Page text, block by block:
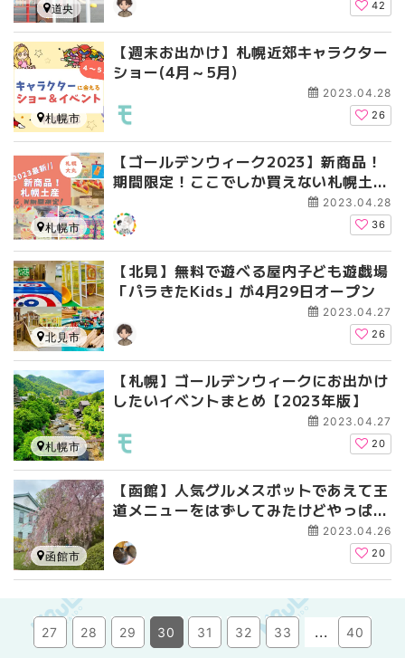
42
道央
【週末お出かけ】札幌近郊キャラクター
ショー(4月～5月)
2023.04.28
26
札幌市
【ゴールデンウィーク2023】新商品！
期間限定！ここでしか買えない札幌土
2023.04.28
36
札幌市
【北見】無料で遊べる屋内子ども遊戯場
「パラきたKids」が4月29日オープン
2023.04.27
26
北見市
【札幌】ゴールデンウィークにお出かけ
したいイベントまとめ【2023年版】
2023.04.27
20
札幌市
【函館】人気グルメスポットであえて王
道メニューをはずしてみたけどやっぱり
2023.04.26
20
函館市
27 28 29 30 31 32 33 ... 40